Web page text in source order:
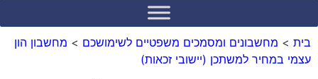
בית > מחשבונים ומסמכים משפטיים לשימושכם > מחשבון הון
עצמי במחיר למשתכן (יישובי זכאות)